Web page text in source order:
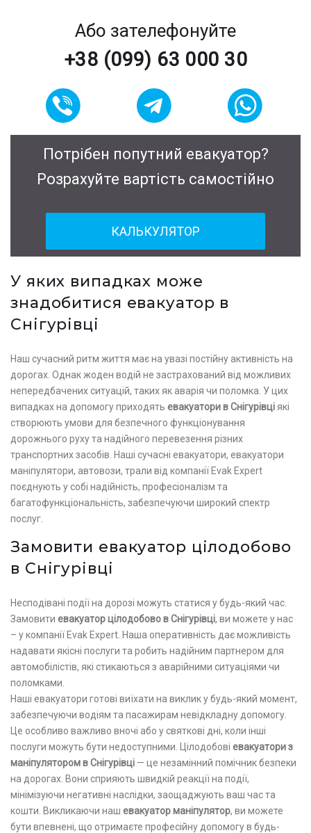
Або зателефонуйте
+38 (099) 63 000 30
Потрібен попутний евакуатор?
Розрахуйте вартість самостійно
КАЛЬКУЛЯТОР
У яких випадках може
знадобитися евакуатор в
Снігурівці
Наш сучасний ритм життя має на увазі постійну активність на
дорогах. Однак жоден водій не застрахований від можливих
непередбачених ситуацій, таких як аварія чи поломка. У цих
випадках на допомогу приходять евакуатори в Снігурівці які
створюють умови для безпечного функціонування
дорожнього руху та надійного перевезення різних
транспортних засобів. Наші сучасні евакуатори, евакуатори
маніпулятори, автовози, трали від компанії Evak Expert
поєднують у собі надійність, професіоналізм та
багатофункціональність, забезпечуючи широкий спектр
послуг.
Замовити евакуатор цілодобово
в Снігурівці
Несподівані події на дорозі можуть статися у будь-який час.
Замовити евакуатор цілодобово в Снігурівці, ви можете у нас
– у компанії Evak Expert. Наша оперативність дає можливість
надавати якісні послуги та робить надійним партнером для
автомобілістів, які стикаються з аварійними ситуаціями чи
поломками.
Наші евакуатори готові виїхати на виклик у будь-який момент,
забезпечуючи водіям та пасажирам невідкладну допомогу.
Це особливо важливо вночі або у святкові дні, коли інші
послуги можуть бути недоступними. Цілодобові евакуатори з
маніпулятором в Снігурівці — це незамінний помічник безпеки
на дорогах. Вони сприяють швидкій реакції на події,
мінімізуючи негативні наслідки, заощаджують ваш час та
кошти. Викликаючи наш евакуатор маніпулятор, ви можете
бути впевнені, що отримаєте професійну допомогу в будь-